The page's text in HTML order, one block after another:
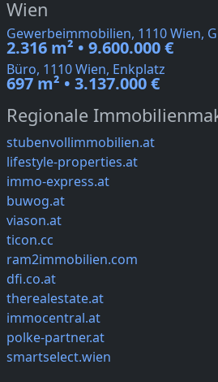
Wien
Gewerbeimmobilien, 1110 Wien,
2.316 m² • 9.600.000 €
Büro, 1110 Wien, Enkplatz
697 m² • 3.137.000 €
Regionale
stubenvollimmobilien.at
lifestyle-properties.at
immo-express.at
buwog.at
viason.at
ticon.cc
ram2immobilien.com
dfi.co.at
therealestate.at
immocentral.at
polke-partner.at
smartselect.wien